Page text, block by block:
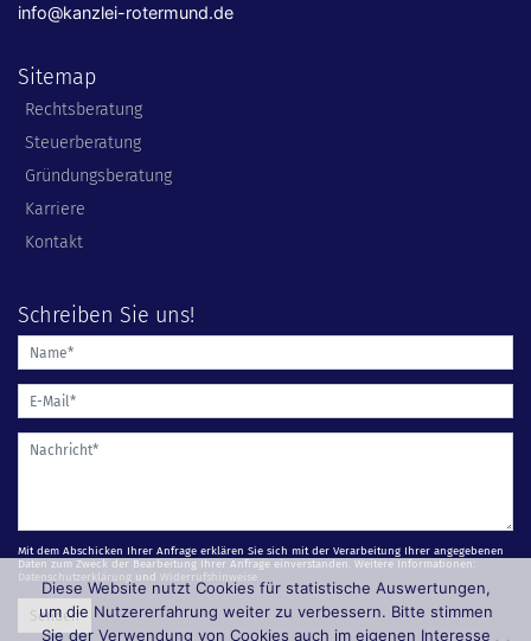
info@kanzlei-rotermund.de
Sitemap
Rechtsberatung
Steuerberatung
Gründungsberatung
Karriere
Kontakt
Schreiben Sie uns!
Mit dem Abschicken Ihrer Anfrage erklären Sie sich mit der Verarbeitung Ihrer angegebenen
Daten zum Zweck der Bearbeitung Ihrer Anfrage einverstanden. Weitere Informationen:
Datenschutzerklärung und Widerrufshinweise
Diese Website nutzt Cookies für statistische Auswertungen,
um die Nutzererfahrung weiter zu verbessern. Bitte stimmen
Sie der Verwendung von Cookies auch im eigenen Interesse